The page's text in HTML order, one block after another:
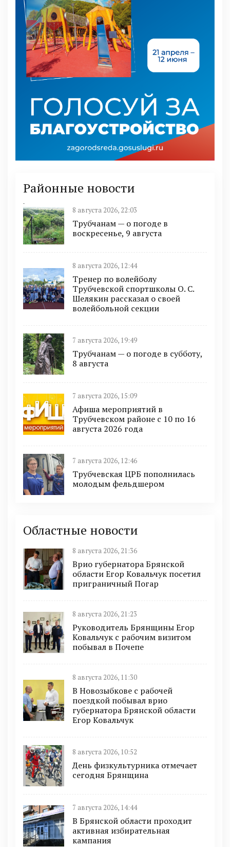
Районные новости
8 августа 2026, 22:03
Трубчанам — о погоде в
воскресенье, 9 августа
8 августа 2026, 12:44
Тренер по волейболу
Трубчевской спортшколы О. С.
Шелякин рассказал о своей
волейбольной секции
7 августа 2026, 19:49
Трубчанам — о погоде в субботу,
8 августа
7 августа 2026, 15:09
Афиша мероприятий в
Трубчевском районе с 10 по 16
августа 2026 года
7 августа 2026, 12:46
Трубчевская ЦРБ пополнилась
молодым фельдшером
Областные новости
8 августа 2026, 21:36
Врио губернатора Брянской
области Егор Ковальчук посетил
приграничный Погар
8 августа 2026, 21:23
Руководитель Брянщины Егор
Ковальчук с рабочим визитом
побывал в Почепе
8 августа 2026, 11:30
В Новозыбкове с рабочей
поездкой побывал врио
губернатора Брянской области
Егор Ковальчук
8 августа 2026, 10:52
День физкультурника отмечает
сегодня Брянщина
7 августа 2026, 14:44
В Брянской области проходит
активная избирательная
кампания